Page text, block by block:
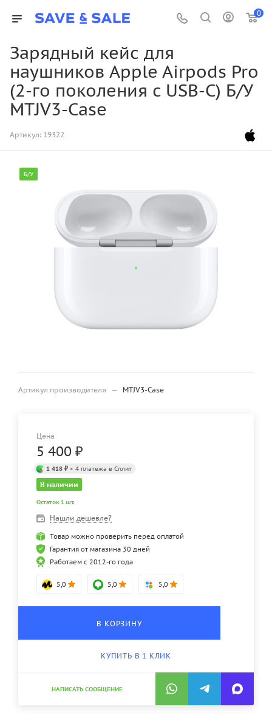
0
Зарядный кейс для
наушников Apple Airpods Pro
(2-го поколения c USB-C) Б/У
MTJV3-Case
Артикул: 19322
Б/У
Артикул производителя — MTJV3-Case
Цена
5 400 ₽
1 418 ₽ × 4 платежа в Сплит
В наличии
Остаток 1 шт.
Нашли дешевле?
Товар можно проверить перед оплатой
Гарантия от магазина 30 дней
Работаем с 2012-го года
5,0 5,0 5,0
В КОРЗИНУ
КУПИТЬ В 1 КЛИК
НАПИСАТЬ СООБЩЕНИЕ